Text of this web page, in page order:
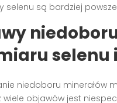
selenu są bardziej
selenu
niedoboru minerałów
wiele objawów jest